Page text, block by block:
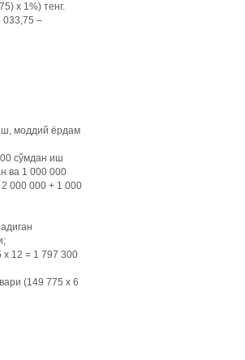
х 1%) тенг.
033,75 –
моддий ёрдам
сўмдан иш
ва 1 000 000
000 000 + 1 000
х 12 = 1 797 300
(149 775 х 6